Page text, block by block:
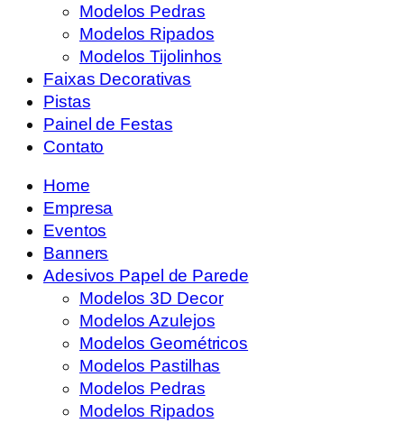
Modelos Pedras
Modelos Ripados
Modelos Tijolinhos
Faixas Decorativas
Pistas
Painel de Festas
Contato
Home
Empresa
Eventos
Banners
Adesivos Papel de Parede
Modelos 3D Decor
Modelos Azulejos
Modelos Geométricos
Modelos Pastilhas
Modelos Pedras
Modelos Ripados